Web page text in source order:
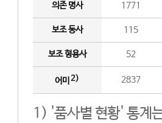
의존 명사 1771
보조 동사 115
보조 형용사 52
어미 2) 2837
1) '품사별 현황' 통계